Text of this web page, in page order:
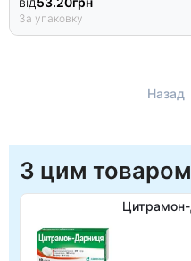
За упаковку
Назад
З цим